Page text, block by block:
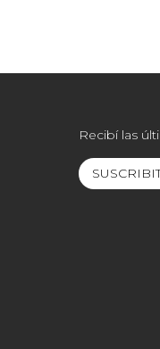
Recibí las